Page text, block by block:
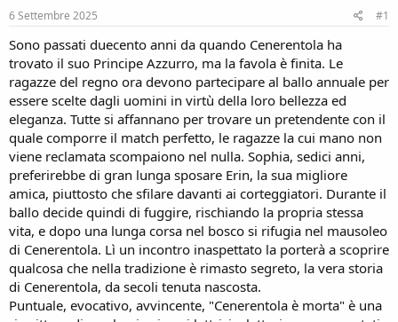
r
e
D
s
c
u
s
s
i
n
e
i
i
o
6 Settembre 2025 #1
Sono passati duecento anni da quando Cenerentola ha
trovato il suo Principe Azzurro, ma la favola è finita. Le
ragazze del regno ora devono partecipare al ballo annuale per
essere scelte dagli uomini in virtù della loro bellezza ed
eleganza. Tutte si affannano per trovare un pretendente con il
quale comporre il match perfetto, le ragazze la cui mano non
viene reclamata scompaiono nel nulla. Sophia, sedici anni,
preferirebbe di gran lunga sposare Erin, la sua migliore
amica, piuttosto che sfilare davanti ai corteggiatori. Durante il
ballo decide quindi di fuggire, rischiando la propria stessa
vita, e dopo una lunga corsa nel bosco si rifugia nel mausoleo
di Cenerentola. Lì un incontro inaspettato la porterà a scoprire
qualcosa che nella tradizione è rimasto segreto, la vera storia
di Cenerentola, da secoli tenuta nascosta.
Puntuale, evocativo, avvincente, "Cenerentola è morta" è una